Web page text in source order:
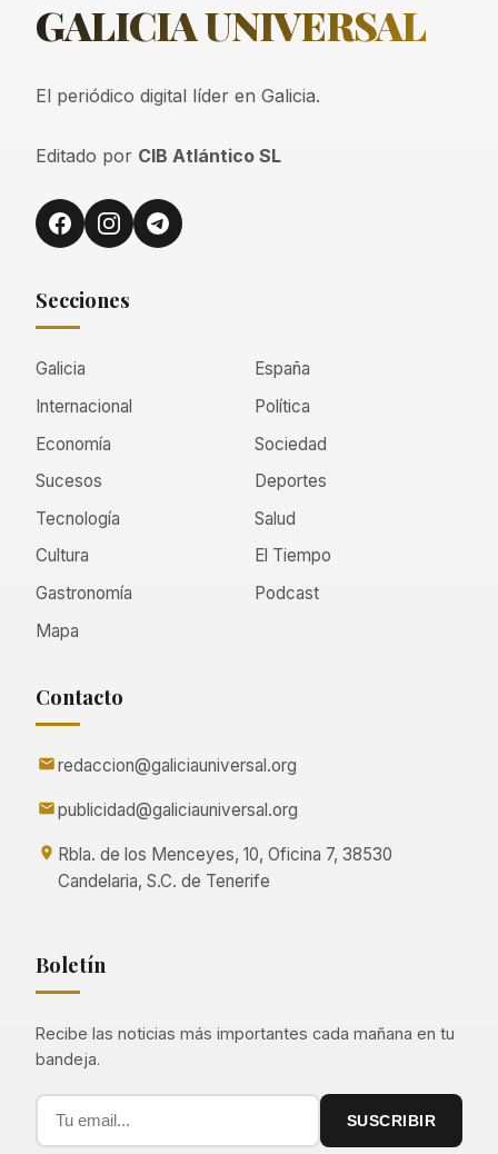
GALICIAUNIVERSAL
El periódico digital líder en Galicia.
Editado por CIB Atlántico SL
Secciones
Galicia
España
Internacional
Política
Economía
Sociedad
Sucesos
Deportes
Tecnología
Salud
Cultura
El Tiempo
Gastronomía
Podcast
Mapa
Contacto
redaccion@galiciauniversal.org
publicidad@galiciauniversal.org
Rbla. de los Menceyes, 10, Oficina 7, 38530
Candelaria, S.C. de Tenerife
Boletín
Recibe las noticias más importantes cada mañana en tu
bandeja.
SUSCRIBIR